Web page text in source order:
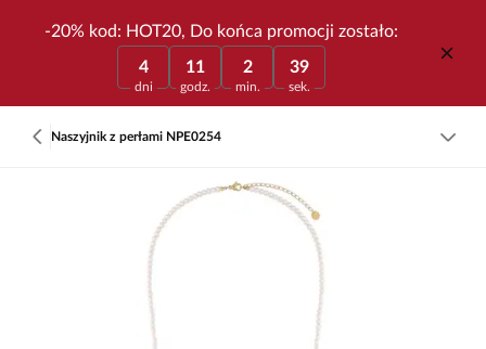
-20% kod: HOT20, Do końca promocji zostało:
4
dni
11
godz.
2
min.
39
sek.
Naszyjnik z perłami NPE0254